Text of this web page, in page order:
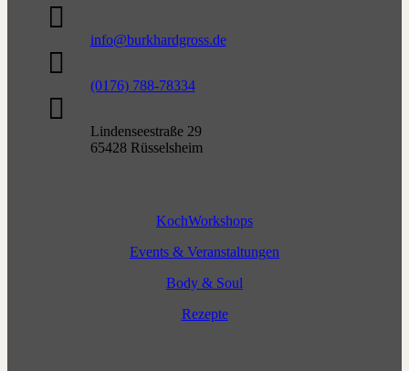

info@burkhardgross.de

(0176) 788-78334

Lindenseestraße 29
65428 Rüsselsheim
KochWorkshops
Events & Veranstaltungen
Body & Soul
Rezepte